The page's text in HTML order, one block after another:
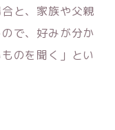
と、家族や父親
で、好みが分か
のを聞く」とい